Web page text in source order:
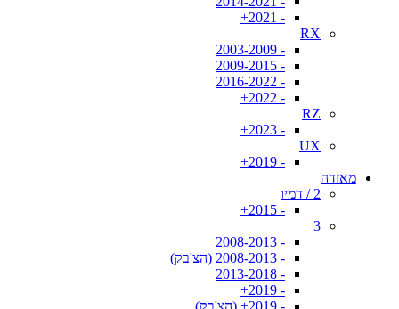
- 2021+
RX
- 2003-2009
- 2009-2015
- 2016-2022
- 2022+
RZ
- 2023+
UX
- 2019+
מאזדה
2 / דמיו
- 2015+
3
- 2008-2013
- 2008-2013 (הצ'בק)
- 2013-2018
- 2019+
- 2019+ (הצ'בק)